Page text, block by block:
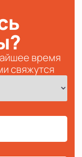
время
свяжутся